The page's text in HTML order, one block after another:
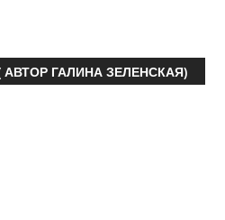
ГАЛИНА ЗЕЛЕНСКАЯ)